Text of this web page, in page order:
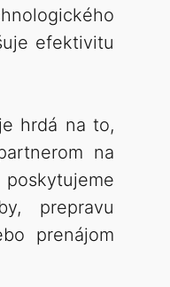
efektivitu
hrdá na to,
na
prepravu
prenájom